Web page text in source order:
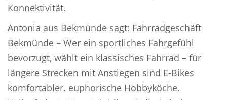
Konnektivität.
Antonia aus Bekmünde sagt: Fahrradgeschäft
Bekmünde – Wer ein sportliches Fahrgefühl
bevorzugt, wählt ein klassisches Fahrrad – für
längere Strecken mit Anstiegen sind E-Bikes
komfortabler. euphorische Hobbyköche.